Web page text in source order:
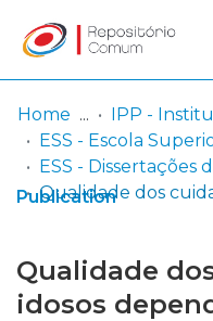
Communities
& Collections
Entities
Log
In
(current)
Home
Publication
Qualidade
idosos